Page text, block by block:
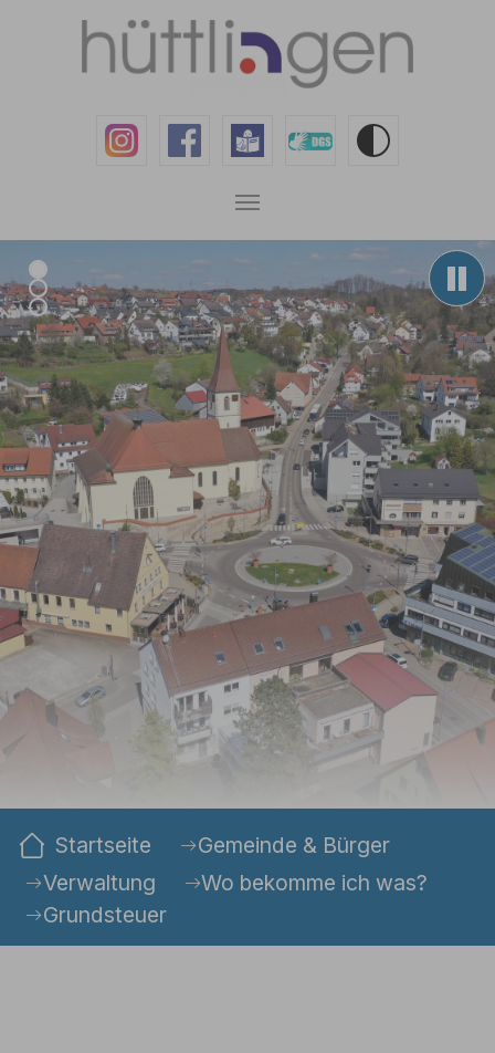
Zum Hauptinhalt springen
Startseite
Gemeinde & Bürger
Verwaltung
Wo bekomme ich was?
Grundsteuer